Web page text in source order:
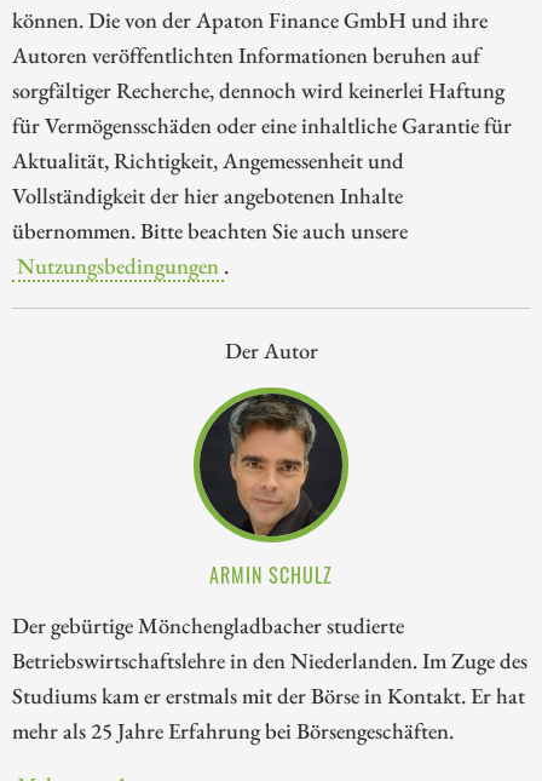
können. Die von der Apaton Finance GmbH und ihre
Autoren veröffentlichten Informationen beruhen auf
sorgfältiger Recherche, dennoch wird keinerlei Haftung
für Vermögensschäden oder eine inhaltliche Garantie für
Aktualität, Richtigkeit, Angemessenheit und
Vollständigkeit der hier angebotenen Inhalte
übernommen. Bitte beachten Sie auch unsere
Nutzungsbedingungen .
Der Autor
ARMIN SCHULZ
Der gebürtige Mönchengladbacher studierte
Betriebswirtschaftslehre in den Niederlanden. Im Zuge des
Studiums kam er erstmals mit der Börse in Kontakt. Er hat
mehr als 25 Jahre Erfahrung bei Börsengeschäften.